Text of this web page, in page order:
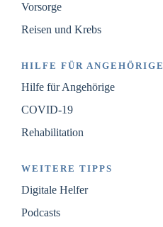
Vorsorge
Reisen und Krebs
HILFE FÜR ANGEHÖRIGE
Hilfe für Angehörige
COVID-19
Rehabilitation
WEITERE TIPPS
Digitale Helfer
Podcasts